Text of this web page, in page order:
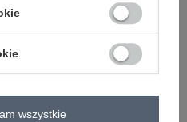
Zadaj pytanie
elastan
wszystkie